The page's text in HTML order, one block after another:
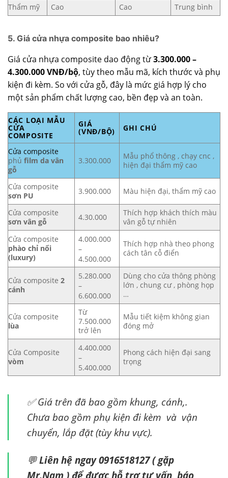
Thẩm mỹ
Cao Cao Trung bình
5. Giá cửa nhựa composite bao nhiêu?
Giá cửa nhựa composite dao động từ3.300.000 –
4.300.000 VNĐ/bộ, tùy theo mẫu mã, kích thước và phụ
kiện đi kèm. So với cửa gỗ, đây là mức giá hợp lý cho
một sản phẩm chất lượng cao, bền đẹp và an toàn.
CÁC LOẠI MẪU
CỬA
COMPOSITE
GIÁ
(VNĐ/BỘ) GHI CHÚ
Cửa composite
phủ film da vân
gỗ
3.300.000
Mẫu phổ thông , chạy cnc ,
hiện đại thẩm mỹ cao
Cửa composite
sơn PU
3.900.000 Màu hiện đại, thẩm mỹ cao
Cửa composite
sơn vân gỗ
4.30.000
Thích hợp khách thích màu
vân gỗ tự nhiên
Cửa composite
phào chỉ nổi
(luxury)
4.000.000
–
4.500.000
Thích hợp nhà theo phong
cách tân cỗ điển
Cửa composite 2
cánh
5.280.000
–
6.600.000
Dùng cho cửa thông phòng
lớn , chung cư , phòng họp
…
Cửa composite
lùa
Từ
7.500.000
trở lên
Mẫu tiết kiệm không gian
đóng mở
Cửa Composite
vòm
4.400.000
–
5.400.000
Phong cách hiện đại sang
trọng
✅ Giá trên đã bao gồm khung, cánh,.
Chưa bao gồm phụ kiện đi kèm và vận
chuyển, lắp đặt (tùy khu vực).
💬Liên hệ ngay 0916518127 ( gặp
Mr.Nam ) để được hỗ trợ tư vấn báo